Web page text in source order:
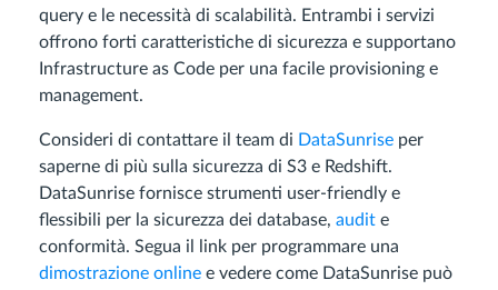
query e le necessità di scalabilità. Entrambi i servizi
offrono forti caratteristiche di sicurezza e supportano
Infrastructure as Code per una facile provisioning e
management.
Consideri di contattare il team di DataSunrise per
saperne di più sulla sicurezza di S3 e Redshift.
DataSunrise fornisce strumenti user-friendly e
flessibili per la sicurezza dei database, audit e
conformità. Segua il link per programmare una
dimostrazione online e vedere come DataSunrise può